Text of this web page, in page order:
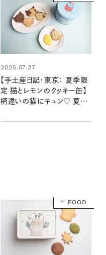
2025.07.27
【手土産日記・東京： 夏季限
定 猫とレモンのクッキー缶】
柄違いの猫にキュン♡ 夏の
フェアリーケーキフェアの猫
FOOD